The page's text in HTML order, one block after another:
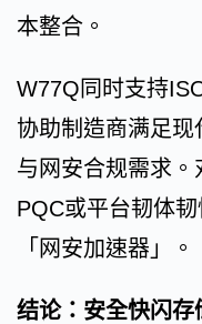
本整合。
W77Q同时支持
协助制造商满足
与网安合规需求。
PQC或平台韧体
「网安加速器」。
结论：安全快闪存